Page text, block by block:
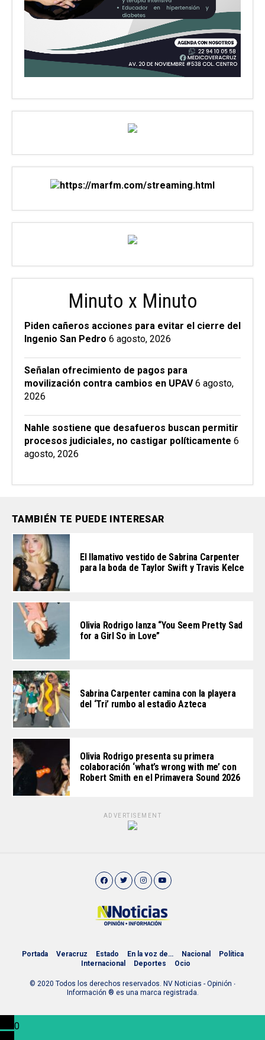
Minuto x Minuto
Piden cañeros acciones para evitar el cierre del
Ingenio San Pedro 6 agosto, 2026
Señalan ofrecimiento de pagos para
movilización contra cambios en UPAV 6 agosto,
2026
Nahle sostiene que desafueros buscan permitir
procesos judiciales, no castigar políticamente 6
agosto, 2026
TAMBIÉN TE PUEDE INTERESAR
El llamativo vestido de Sabrina Carpenter
para la boda de Taylor Swift y Travis Kelce
Olivia Rodrigo lanza “You Seem Pretty Sad
for a Girl So in Love”
Sabrina Carpenter camina con la playera
del ‘Tri’ rumbo al estadio Azteca
Olivia Rodrigo presenta su primera
colaboración ‘what’s wrong with me’ con
Robert Smith en el Primavera Sound 2026
ADVERTISEMENT
Portada Veracruz Estado En la voz de… Nacional
Política
Internacional
Deportes Ocio
© 2020 Todos los derechos reservados. NV Noticias - Opinión ∙
Información ® es una marca registrada.
0